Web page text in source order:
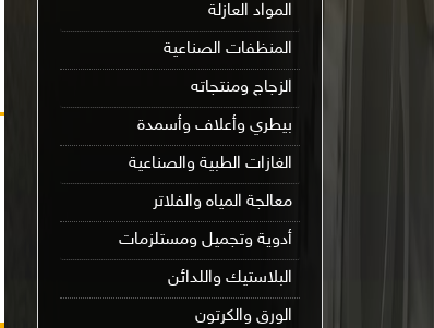
المواد العازلة
المنظفات الصناعية
الزجاج ومنتجاته
بيطري وأعلاف وأسمدة
الغازات الطبية والصناعية
معالجة المياه والفلاتر
أدوية وتجميل ومستلزمات
البلاستيك واللدائن
الورق والكرتون